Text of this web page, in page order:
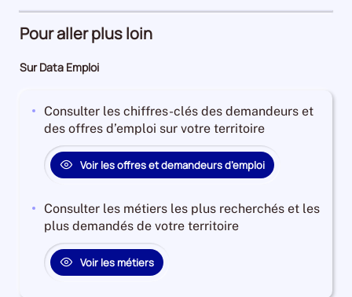
Pour aller plus loin
Sur Data Emploi
Consulter les chiffres-clés des demandeurs et
des offres d’emploi sur votre territoire
Voir les offres et demandeurs d’emploi
Consulter les métiers les plus recherchés et les
plus demandés de votre territoire
Voir les métiers